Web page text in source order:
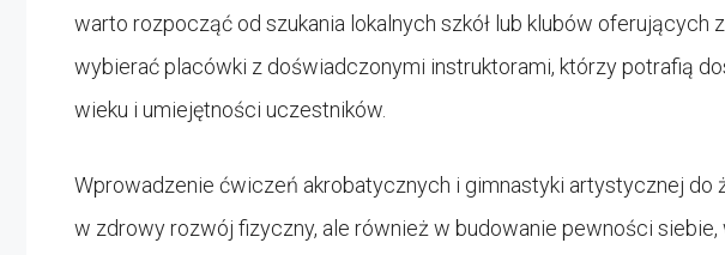
warto rozpocząć od szukania lokalnych szkół lub klubów oferujących
wybierać placówki z doświadczonymi instruktorami, którzy potrafią
wieku i umiejętności uczestników.
Wprowadzenie ćwiczeń akrobatycznych i gimnastyki artystycznej do
w zdrowy rozwój fizyczny, ale również w budowanie pewności siebie,